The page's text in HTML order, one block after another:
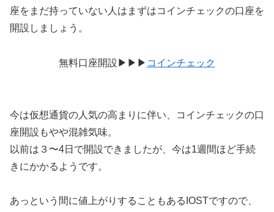
座をまだ持っていない人はまずはコインチェックの口座を
開設しましょう。
無料口座開設▶︎▶︎▶︎ コインチェック
今は仮想通貨の人気の高まりに伴い、コインチェックの口
座開設もやや混雑気味。
以前は３〜4日で開設できましたが、今は1週間ほど手続
きにかかるようです。
あっという間に値上がりすることもあるIOSTですので、